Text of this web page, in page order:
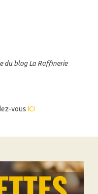
du blog La Raffinerie
vous ICI